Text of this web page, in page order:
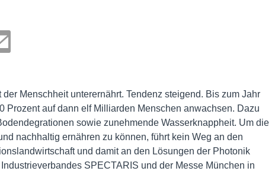
Menschheit unterernährt. Tendenz steigend. Bis zum Jahr
Prozent auf dann elf Milliarden Menschen anwachsen. Dazu
sowie zunehmende Wasserknappheit. Um die
nachhaltig ernähren zu können, führt kein Weg an den
und damit an den Lösungen der Photonik
SPECTARIS und der Messe München in